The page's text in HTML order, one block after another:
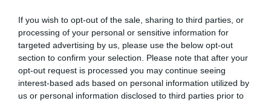
If you wish to opt-out of the sale, sharing to third parties, or
processing of your personal or sensitive information for
targeted advertising by us, please use the below opt-out
section to confirm your selection. Please note that after your
opt-out request is processed you may continue seeing
interest-based ads based on personal information utilized by
us or personal information disclosed to third parties prior to